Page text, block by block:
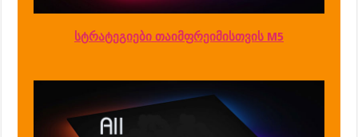
სტრატეგიები თაიმფრეიმისთვის M5